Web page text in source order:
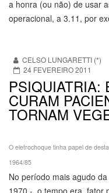
a honra (ou não) de usar
operacional, a 3.11, por
CELSO LUNGARETTI (*)
24 FEVEREIRO 2011
PSIQUIATRIA:
CURAM
TORNAM
O eletrochoque tinha papel de
1964/85
No período mais agudo